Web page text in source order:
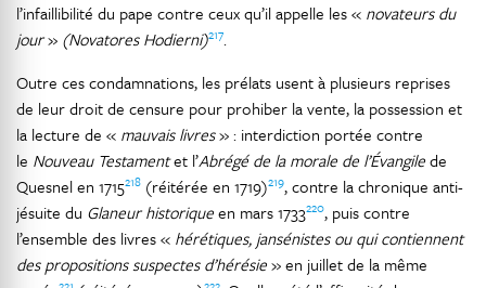
l’infaillibilité du pape contre ceux qu’il appelle les « novateurs du
jour» (Novatores Hodierni)217.
Outre ces condamnations, les prélats usent à plusieurs reprises
de leur droit de censure pour prohiber la vente, la possession et
la lecture de « mauvais livres» : interdiction portée contre
le Nouveau Testamentet l’Abrégé de la morale de l’Évangilede
Quesnel en 1715218 (réitérée en 1719)219, contre la chronique anti-
jésuite du Glaneur historiqueen mars 1733220, puis contre
l’ensemble des livres « hérétiques, jansénistes ou qui contiennent
des propositions suspectes d’hérésie» en juillet de la même